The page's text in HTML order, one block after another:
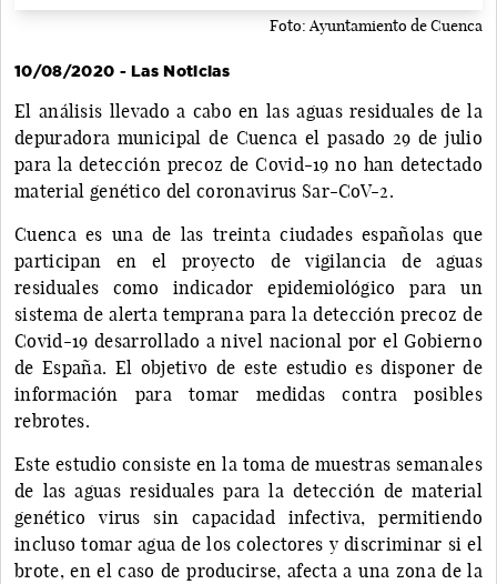
Foto: Ayuntamiento de Cuenca
10/08/2020 - Las Noticias
El análisis llevado a cabo en las aguas residuales de la
depuradora municipal de Cuenca el pasado 29 de julio
para la detección precoz de Covid-19 no han detectado
material genético del coronavirus Sar-CoV-2.
Cuenca es una de las treinta ciudades españolas que
participan en el proyecto de vigilancia de aguas
residuales como indicador epidemiológico para un
sistema de alerta temprana para la detección precoz de
Covid-19 desarrollado a nivel nacional por el Gobierno
de España. El objetivo de este estudio es disponer de
información para tomar medidas contra posibles
rebrotes.
Este estudio consiste en la toma de muestras semanales
de las aguas residuales para la detección de material
genético virus sin capacidad infectiva, permitiendo
incluso tomar agua de los colectores y discriminar si el
brote, en el caso de producirse, afecta a una zona de la